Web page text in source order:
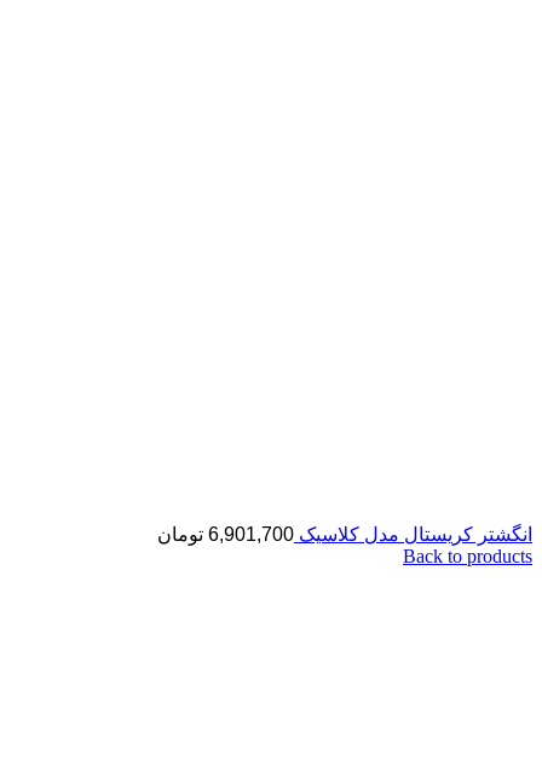
انگشتر کریستال مدل کلاسیک 6,901,700 تومان
Back to products